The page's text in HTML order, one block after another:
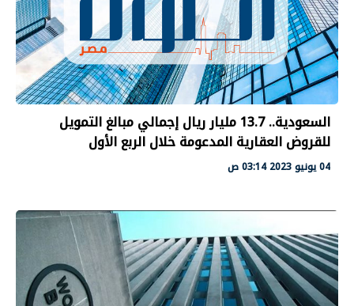
السعودية.. 13.7 مليار ريال إجمالي مبالغ التمويل
للقروض العقارية المدعومة خلال الربع الأول
04 يونيو 2023 03:14 ص